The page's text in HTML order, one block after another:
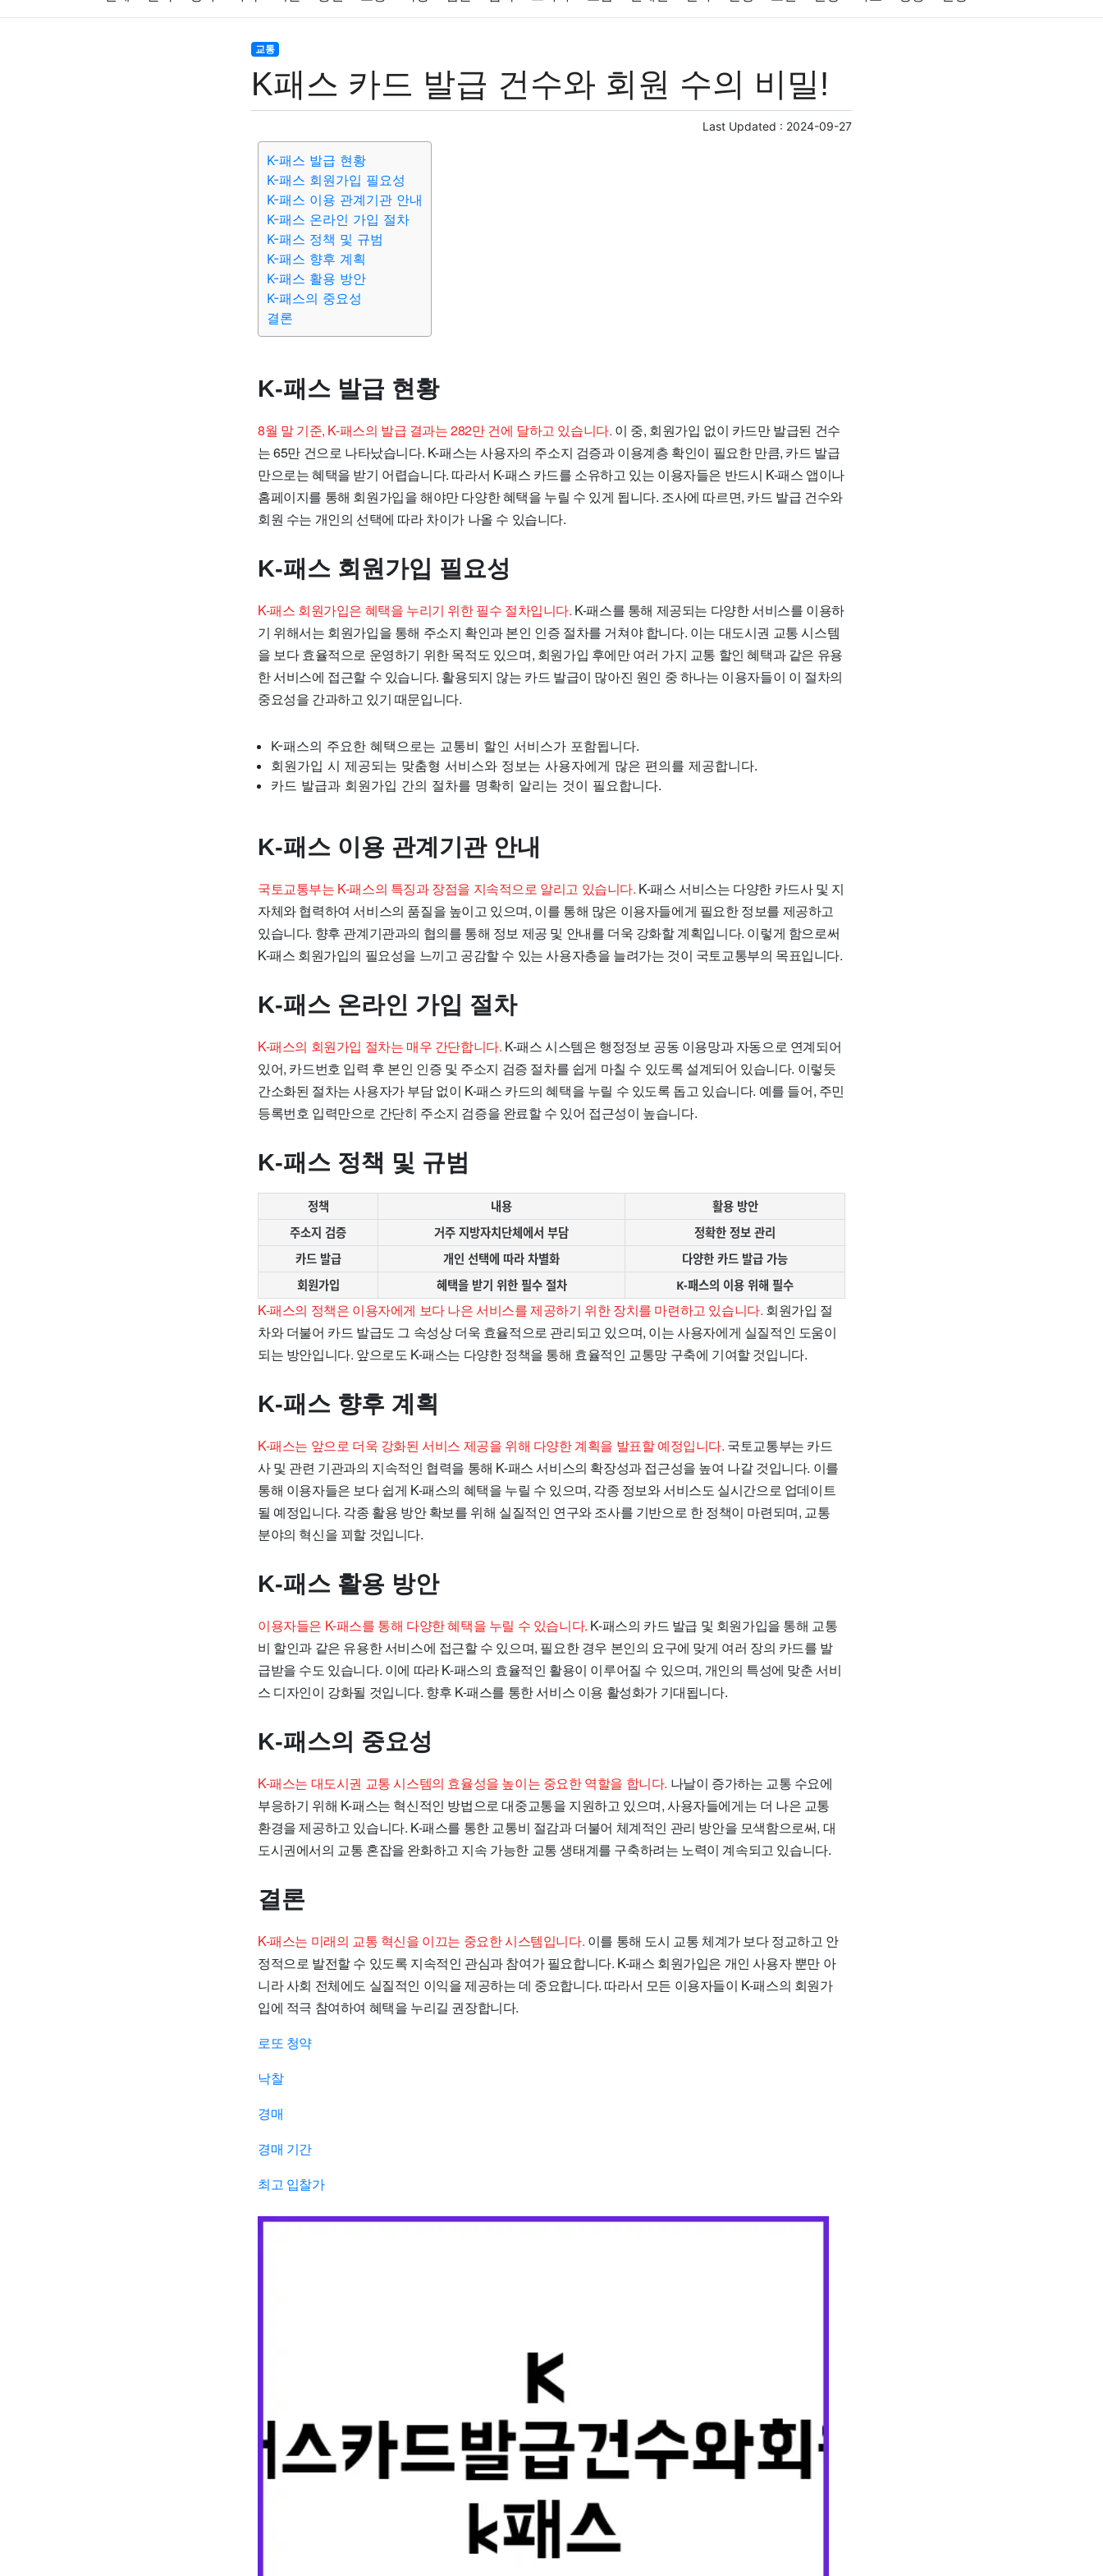
블록체인
여행 맛집 IT 컴퓨터 기술 종교 사회 정치 건강 의료 의학 경제 마케팅 부동산
교통
K패스 카드 발급 건수와 회원 수의 비밀!
Last Updated : 2024-09-27
K-패스 발급 현황
K-패스 회원가입 필요성
K-패스 이용 관계기관 안내
K-패스 온라인 가입 절차
K-패스 정책 및 규범
K-패스 향후 계획
K-패스 활용 방안
K-패스의 중요성
결론
K-패스 발급 현황
8월 말 기준, K-패스의 발급 결과는 282만 건에 달하고 있습니다. 이 중, 회원가입 없이 카드만 발급된 건수
는 65만 건으로 나타났습니다. K-패스는 사용자의 주소지 검증과 이용계층 확인이 필요한 만큼, 카드 발급
만으로는 혜택을 받기 어렵습니다. 따라서 K-패스 카드를 소유하고 있는 이용자들은 반드시 K-패스 앱이나
홈페이지를 통해 회원가입을 해야만 다양한 혜택을 누릴 수 있게 됩니다. 조사에 따르면, 카드 발급 건수와
회원 수는 개인의 선택에 따라 차이가 나올 수 있습니다.
K-패스 회원가입 필요성
K-패스 회원가입은 혜택을 누리기 위한 필수 절차입니다. K-패스를 통해 제공되는 다양한 서비스를 이용하
기 위해서는 회원가입을 통해 주소지 확인과 본인 인증 절차를 거쳐야 합니다. 이는 대도시권 교통 시스템
을 보다 효율적으로 운영하기 위한 목적도 있으며, 회원가입 후에만 여러 가지 교통 할인 혜택과 같은 유용
한 서비스에 접근할 수 있습니다. 활용되지 않는 카드 발급이 많아진 원인 중 하나는 이용자들이 이 절차의
중요성을 간과하고 있기 때문입니다.
K-패스의 주요한 혜택으로는 교통비 할인 서비스가 포함됩니다.
회원가입 시 제공되는 맞춤형 서비스와 정보는 사용자에게 많은 편의를 제공합니다.
카드 발급과 회원가입 간의 절차를 명확히 알리는 것이 필요합니다.
K-패스 이용 관계기관 안내
국토교통부는 K-패스의 특징과 장점을 지속적으로 알리고 있습니다. K-패스 서비스는 다양한 카드사 및 지
자체와 협력하여 서비스의 품질을 높이고 있으며, 이를 통해 많은 이용자들에게 필요한 정보를 제공하고
있습니다. 향후 관계기관과의 협의를 통해 정보 제공 및 안내를 더욱 강화할 계획입니다. 이렇게 함으로써
K-패스 회원가입의 필요성을 느끼고 공감할 수 있는 사용자층을 늘려가는 것이 국토교통부의 목표입니다.
K-패스 온라인 가입 절차
K-패스의 회원가입 절차는 매우 간단합니다. K-패스 시스템은 행정정보 공동 이용망과 자동으로 연계되어
있어, 카드번호 입력 후 본인 인증 및 주소지 검증 절차를 쉽게 마칠 수 있도록 설계되어 있습니다. 이렇듯
간소화된 절차는 사용자가 부담 없이 K-패스 카드의 혜택을 누릴 수 있도록 돕고 있습니다. 예를 들어, 주민
등록번호 입력만으로 간단히 주소지 검증을 완료할 수 있어 접근성이 높습니다.
K-패스 정책 및 규범
정책 내용
활용 방안
주소지 검증
거주 지방자치단체에서 부담
정확한 정보 관리
카드 발급
개인 선택에 따라 차별화
다양한 카드 발급 가능
회원가입
혜택을 받기 위한 필수 절차 K-패스의 이용 위해 필수
K-패스의 정책은 이용자에게 보다 나은 서비스를 제공하기 위한 장치를 마련하고 있습니다. 회원가입 절
차와 더불어 카드 발급도 그 속성상 더욱 효율적으로 관리되고 있으며, 이는 사용자에게 실질적인 도움이
되는 방안입니다. 앞으로도 K-패스는 다양한 정책을 통해 효율적인 교통망 구축에 기여할 것입니다.
K-패스 향후 계획
K-패스는 앞으로 더욱 강화된 서비스 제공을 위해 다양한 계획을 발표할 예정입니다. 국토교통부는 카드
사 및 관련 기관과의 지속적인 협력을 통해 K-패스 서비스의 확장성과 접근성을 높여 나갈 것입니다. 이를
통해 이용자들은 보다 쉽게 K-패스의 혜택을 누릴 수 있으며, 각종 정보와 서비스도 실시간으로 업데이트
될 예정입니다. 각종 활용 방안 확보를 위해 실질적인 연구와 조사를 기반으로 한 정책이 마련되며, 교통
분야의 혁신을 꾀할 것입니다.
K-패스 활용 방안
이용자들은 K-패스를 통해 다양한 혜택을 누릴 수 있습니다. K-패스의 카드 발급 및 회원가입을 통해 교통
비 할인과 같은 유용한 서비스에 접근할 수 있으며, 필요한 경우 본인의 요구에 맞게 여러 장의 카드를 발
급받을 수도 있습니다. 이에 따라 K-패스의 효율적인 활용이 이루어질 수 있으며, 개인의 특성에 맞춘 서비
스 디자인이 강화될 것입니다. 향후 K-패스를 통한 서비스 이용 활성화가 기대됩니다.
K-패스의 중요성
K-패스는 대도시권 교통 시스템의 효율성을 높이는 중요한 역할을 합니다. 나날이 증가하는 교통 수요에
부응하기 위해 K-패스는 혁신적인 방법으로 대중교통을 지원하고 있으며, 사용자들에게는 더 나은 교통
환경을 제공하고 있습니다. K-패스를 통한 교통비 절감과 더불어 체계적인 관리 방안을 모색함으로써, 대
도시권에서의 교통 혼잡을 완화하고 지속 가능한 교통 생태계를 구축하려는 노력이 계속되고 있습니다.
결론
K-패스는 미래의 교통 혁신을 이끄는 중요한 시스템입니다. 이를 통해 도시 교통 체계가 보다 정교하고 안
정적으로 발전할 수 있도록 지속적인 관심과 참여가 필요합니다. K-패스 회원가입은 개인 사용자 뿐만 아
니라 사회 전체에도 실질적인 이익을 제공하는 데 중요합니다. 따라서 모든 이용자들이 K-패스의 회원가
입에 적극 참여하여 혜택을 누리길 권장합니다.
로또 청약
낙찰
경매
경매 기간
최고 입찰가